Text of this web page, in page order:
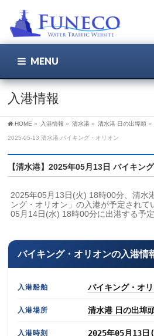
MENU
入港情報
HOME » 入港情報 » 清水港 » 清水港 日の出埠頭 »
2025-05-13 清水港 バイキング・オリオン
【清水港】2025年05月13日 バイキン
2025年05月13日(火) 18時00分、清水
ング・オリオン」の入港が予定され
05月14日(水) 18時00分に出港する予定
バイキング・オリオンの入港情
入港船舶 バイキング・オ
入港場所 清水港 日の出埠
入港時刻 2025年05月13
ユーザー名 / メール
新規登録 パスワードを忘れた方